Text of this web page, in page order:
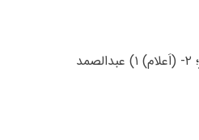
معنی اسم عبدالصمد عبدالصمد اسم پسرانه است، معنی عبدالصمد: (عربی) ۱- بندهی خدای بی نیاز؛ ۲- (اَعلام) ۱) عبدالصمد